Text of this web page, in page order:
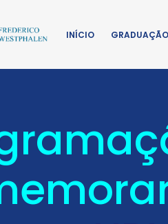
INÍCIO GRADUAÇÃO